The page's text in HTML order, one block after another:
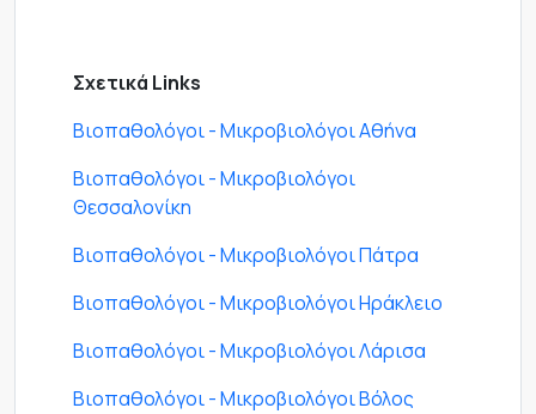
Σχετικά Links
Βιοπαθολόγοι - Μικροβιολόγοι Αθήνα
Βιοπαθολόγοι - Μικροβιολόγοι
Θεσσαλονίκη
Βιοπαθολόγοι - Μικροβιολόγοι Πάτρα
Βιοπαθολόγοι - Μικροβιολόγοι Ηράκλειο
Βιοπαθολόγοι - Μικροβιολόγοι Λάρισα
Βιοπαθολόγοι - Μικροβιολόγοι Βόλος